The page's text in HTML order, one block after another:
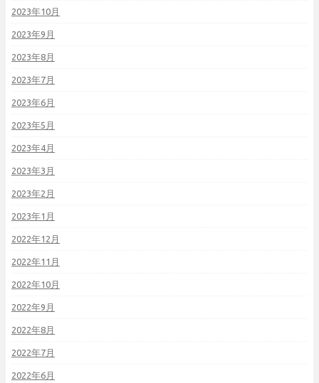
2023年10月
2023年9月
2023年8月
2023年7月
2023年6月
2023年5月
2023年4月
2023年3月
2023年2月
2023年1月
2022年12月
2022年11月
2022年10月
2022年9月
2022年8月
2022年7月
2022年6月